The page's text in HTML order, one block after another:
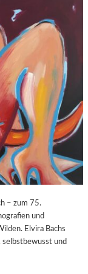
– zum 75.
und
Elvira Bachs
selbstbewusst und